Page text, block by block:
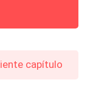
capítulo